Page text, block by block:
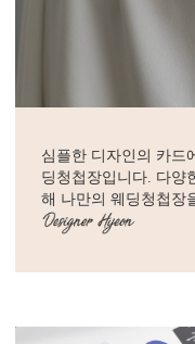
심플한 디자인의 카드
딩청첩장입니다. 다양
해 나만의 웨딩청첩장